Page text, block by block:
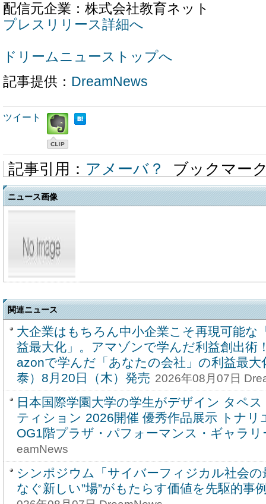
配信元企業：株式会社教育ネット
プレスリリース詳細へ
ドリームニューストップへ
記事提供： DreamNews
ツイート
記事引用： アメーバ？ ブックマー
ニュース画像
関連ニュース
大企業はもちろん中小企業こそ再現可能な
益最大化」。アマゾンで学んだ利益創出
azonで学んだ「あなたの会社」の利益最大
泰）8月20日（木）発売 2026年08月07日
日本国際学園大学の学生がデザイン タペ
ティション 2026開催 優秀作品展示 トナ
OG1階プラザ・パフォーマンス・ギャラリ
eamNews
シンポジウム「サイバーフィジカル社会
なぐ新しい”場”がもたらす価値を先駆的事